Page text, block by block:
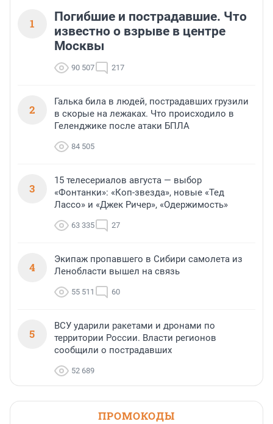
1
Погибшие и пострадавшие. Что
известно о взрыве в центре
Москвы
90 507 217
2
Галька била в людей, пострадавших грузили
в скорые на лежаках. Что происходило в
Геленджике после атаки БПЛА
84 505
3
15 телесериалов августа — выбор
«Фонтанки»: «Коп-звезда», новые «Тед
Лассо» и «Джек Ричер», «Одержимость»
63 335 27
4
Экипаж пропавшего в Сибири самолета из
Ленобласти вышел на связь
55 511 60
5
ВСУ ударили ракетами и дронами по
территории России. Власти регионов
сообщили о пострадавших
52 689
ПРОМОКОДЫ